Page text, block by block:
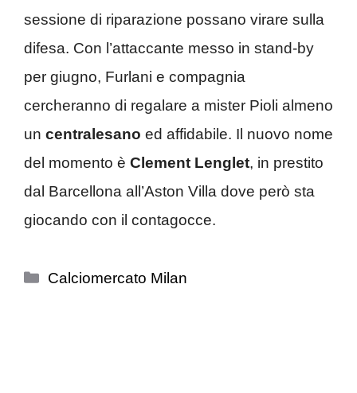
sessione di riparazione possano virare sulla
difesa. Con l’attaccante messo in stand-by
per giugno, Furlani e compagnia
cercheranno di regalare a mister Pioli almeno
un centralesano ed affidabile. Il nuovo nome
del momento è Clement Lenglet, in prestito
dal Barcellona all’Aston Villa dove però sta
giocando con il contagocce.
Categorie
Calciomercato Milan